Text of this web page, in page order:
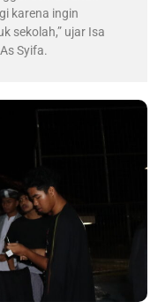
karena ingin
sekolah,” ujar Isa
Syifa.